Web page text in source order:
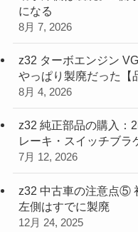
になる
8月 7, 2026
z32 ターボエンジン
やっぱり製廃だった【
8月 4, 2026
z32 純正部品の購入：
レーキ・スイッチブラ
7月 12, 2026
z32 中古車の注意点⑤
左側はすでに製廃
12月 24, 2025